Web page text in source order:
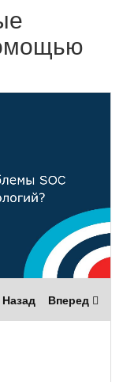
Вперед
Назад